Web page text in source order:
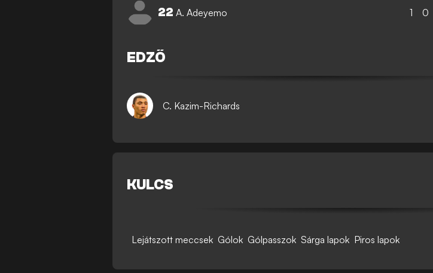
22 A. Adeyemo 1 0
EDZŐ
C. Kazim-Richards
KULCS
Lejátszott meccsek Gólok Gólpasszok Sárga lapok Piros lapok